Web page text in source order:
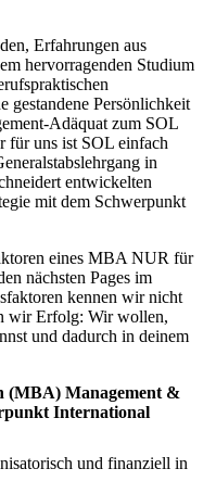
Erfahrungen aus
hervorragenden Studium
gestandene Persönlichkeit
Adäquat zum SOL
für uns ist SOL einfach
in
entwickelten
mit dem Schwerpunkt
eines MBA NUR für
nächsten Pages im
kennen wir nicht
wir Erfolg: Wir wollen,
und dadurch in deinem
(MBA) Management &
International
und finanziell in